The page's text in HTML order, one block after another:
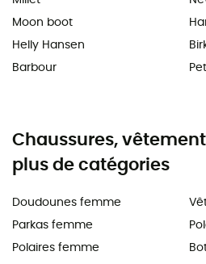
Moon boot
Helly Hansen
Barbour
Chaussures,
plus de catégories
Doudounes femme
Parkas femme
Polaires femme